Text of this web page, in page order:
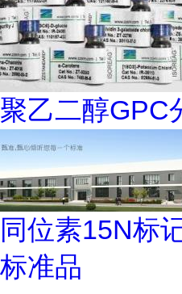
聚乙二醇GPC
同位素15N标
标准品